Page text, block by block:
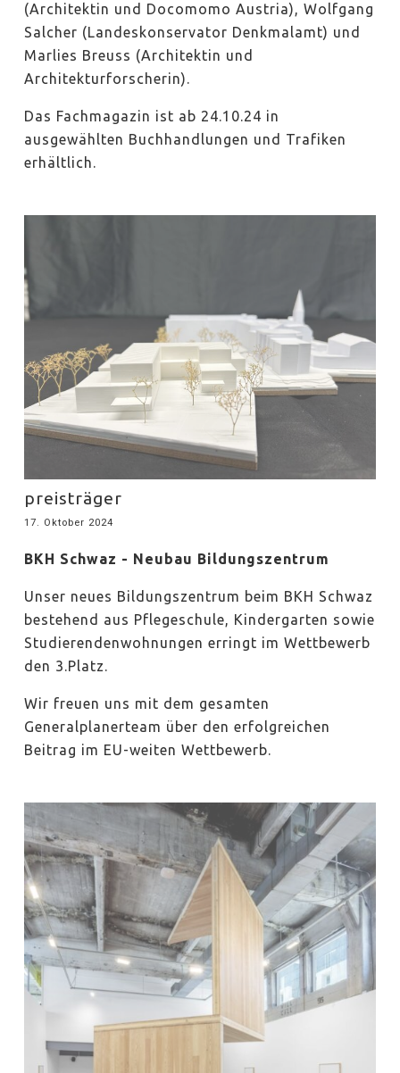
(Architektin und Docomomo Austria), Wolfgang
Salcher (Landeskonservator Denkmalamt) und
Marlies Breuss (Architektin und
Architekturforscherin).
Das Fachmagazin ist ab 24.10.24 in
ausgewählten Buchhandlungen und Trafiken
erhältlich.
preisträger
17. Oktober 2024
BKH Schwaz - Neubau Bildungszentrum
Unser neues Bildungszentrum beim BKH Schwaz
bestehend aus Pflegeschule, Kindergarten sowie
Studierendenwohnungen erringt im Wettbewerb
den 3.Platz.
Wir freuen uns mit dem gesamten
Generalplanerteam über den erfolgreichen
Beitrag im EU-weiten Wettbewerb.